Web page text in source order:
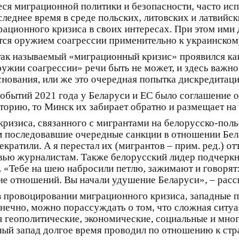
миграционной политики и безопасности, часто
время в среде польских, литовских и
кризиса в своих интересах. При этом
оружием соагрессии применительно к
называемый «миграционный кризис» проявился
соагрессии» речи быть не может, и здесь
или же это очередная попытка
2021 года у Беларуси и ЕС было соглашение
то Минск их забирает обратно и размещает
связанного с мигрантами на белорусско-
последовавшие очередные санкции в отношении
А я перестал их (мигрантов – прим. ред.)
журналистам. Также белорусский лидер
«Тебе на шею набросили петлю, зажимают и
отношений. Вы начали удушение Беларуси», –
миграционного кризиса,
можно порассуждать о том, что сложная
экономические, социальные и
запад долгое время проводил по отношению к